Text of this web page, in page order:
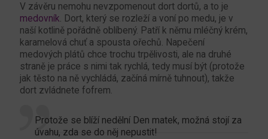
V závěru nemohu nevzpomenout dort dortů, a to je
medovník. Dort, který se rozleží a voní po medu, je v
naší kotlině pořádně oblíbený. Patří k němu mléčný krém,
karamelová chuť a spousta ořechů. Napečení
medových plátů chce trochu trpělivosti, ale na druhé
straně je práce s nimi tak rychlá, tedy musí být (protože
jak těsto na ně vychládá, začíná mírně tuhnout), takže
dort zvládnete fofrem.
Protože se blíží nedělní Den matek, možná stojí za
úvahu, zda se do něj nepustit!